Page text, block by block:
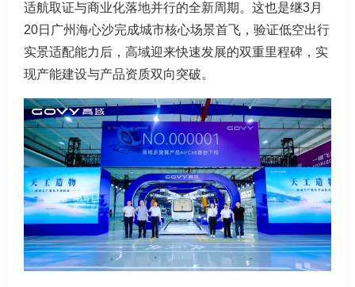
适航取证与商业化落地并行的全新周期。这也是继3月
20日广州海心沙完成城市核心场景首飞，验证低空出行
实景适配能力后，高域迎来快速发展的双重里程碑，实
现产能建设与产品资质双向突破。